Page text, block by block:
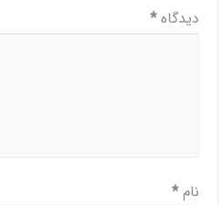
دیدگاه*
نام*